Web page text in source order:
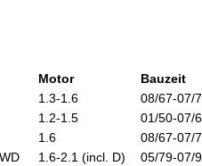
Motor
Bauzeit
1.3-1.6
08/67-07/
1.2-1.5
01/50-07/
1.6
08/67-07/
1.6-2.1 (incl. D)
05/79-07/